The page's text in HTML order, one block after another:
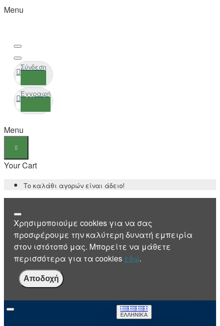
Menu
Σύνδεση
Εγγραφή
Menu
Your Cart
Το καλάθι αγορών είναι άδειο!
Χρησιμοποιούμε cookies για να σας
προσφέρουμε την καλύτερη δυνατή εμπειρία
στον ιστότοπό μας. Μπορείτε να μάθετε
περισσότερα για τα cookies εδώ.
Αποδοχή
ΕΛΛΗΝΙΚΆ